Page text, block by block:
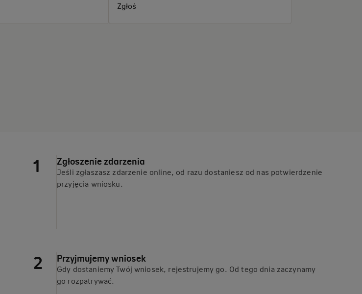
Zgłoś
Zgłoszenie zdarzenia
Jeśli zgłaszasz zdarzenie online, od razu dostaniesz od nas potwierdzenie
przyjęcia wniosku.
Przyjmujemy wniosek
Gdy dostaniemy Twój wniosek, rejestrujemy go. Od tego dnia zaczynamy
go rozpatrywać.